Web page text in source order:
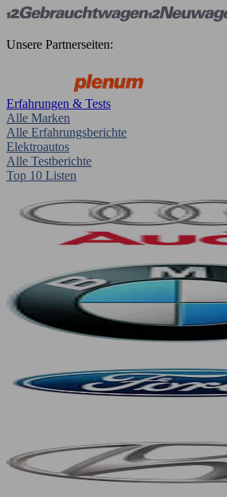
Unsere Partnerseiten:
Erfahrungen & Tests
Alle Marken
Alle Erfahrungsberichte
Elektroautos
Alle Testberichte
Top 10 Listen